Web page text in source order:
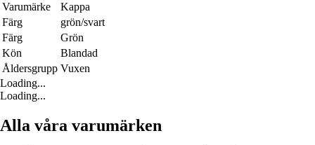
Varumärke
Kappa
Färg
grön/svart
Färg
Grön
Kön
Blandad
Åldersgrupp Vuxen
Loading...
Loading...
Alla våra varumärken